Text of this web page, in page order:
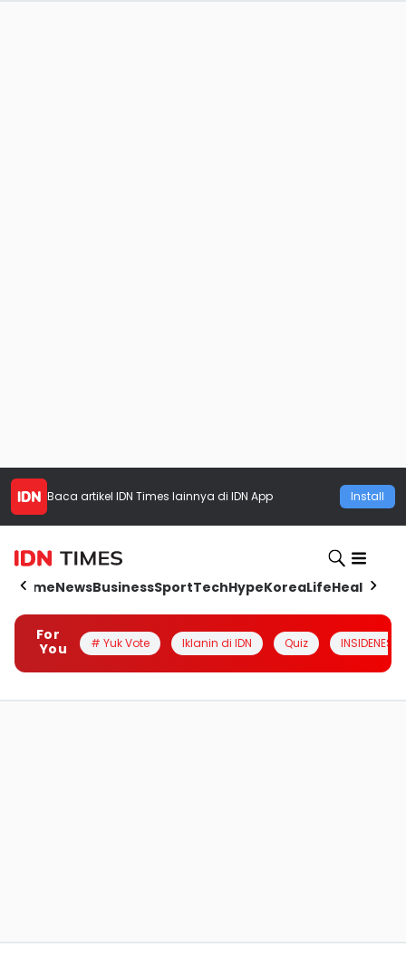
Baca artikel IDN Times lainnya di IDN App Install
HomeNewsBusinessSportTechHypeKoreaLifeHealth
For
You
# Yuk Vote Iklanin di IDN Quiz INSIDENESIA